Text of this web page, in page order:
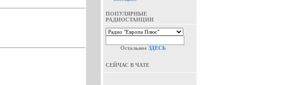
ПОПУЛЯРНЫЕ
РАДИОСТАНЦИИ
Остальное ЗДЕСЬ
СЕЙЧАС В ЧАТЕ